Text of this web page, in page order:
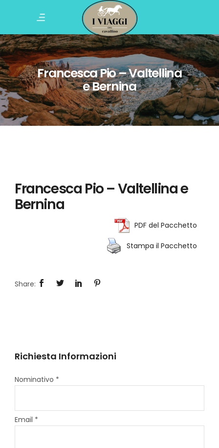
Francesca Pio – Valtellina
e Bernina
Francesca Pio – Valtellina e
Bernina
PDF del Pacchetto
Stampa il Pacchetto
Richiesta Informazioni
Nominativo *
Email *